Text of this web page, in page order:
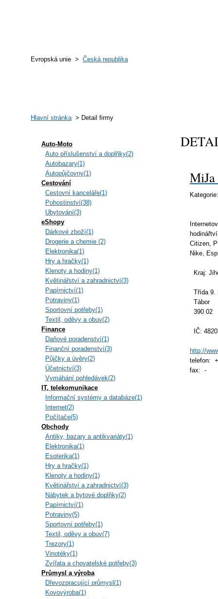
Evropská unie > Česká republika
Hlavní stránka> Detail firmy
Auto-Moto
Auto příslušenství a doplňky(2)
Autobazary(1)
Autopůjčovny(1)
Cestování
Cestovní kanceláře(1)
Pohostinství(38)
Ubytování(3)
eShopy
Dárkové zboží(1)
Drogerie a chemie (2)
Elektronika(1)
Hry a hračky(1)
Klenoty a hodiny(1)
Květinářství a zahradnictví(3)
Papírnictví(1)
Potraviny(1)
Sportovní potřeby(1)
Textil, oděvy a obuv(2)
Finance
Daňové poradenství(1)
Finanční poradenství(3)
Půjčky a úvěry(2)
Účetnictví(3)
Vymáhání pohledávek(2)
IT, telekomunikace
Informační systémy a databáze(1)
Internet(2)
Počítače(5)
Obchody
Antiky, bazary a antikvariáty(1)
Elektronika(1)
Esoterika(1)
Hry a hračky(1)
Klenoty a hodiny(1)
Květinářství a zahradnictví(3)
Nábytek a bytové doplňky(2)
Papírnictví(1)
Potraviny(5)
Sportovní potřeby(1)
Textil, oděvy a obuv(7)
Trezory(1)
Vinotéky(1)
Zvířata a chovatelské potřeby(3)
Průmysl a výroba
Dřevozpracující průmysl(1)
Kovovýroba(1)
Citizen,
Nike,
Kraj:
Třída 9.
Tábor
390 02
IČ:
http://
telefon:
fax: -